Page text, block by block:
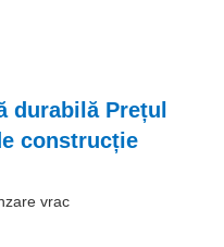
durabilă Prețul
construcție
vrac